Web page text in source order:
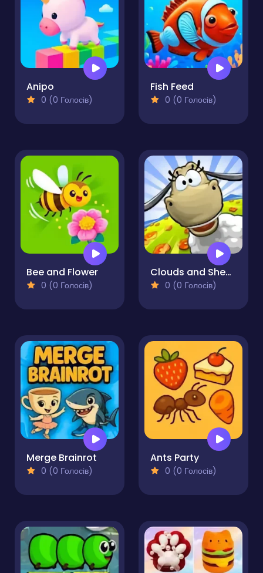
Anipo
0 (0 Голосів)
Fish Feed
0 (0 Голосів)
Bee and Flower
0 (0 Голосів)
Clouds and Sheep 2
0 (0 Голосів)
Merge Brainrot
0 (0 Голосів)
Ants Party
0 (0 Голосів)